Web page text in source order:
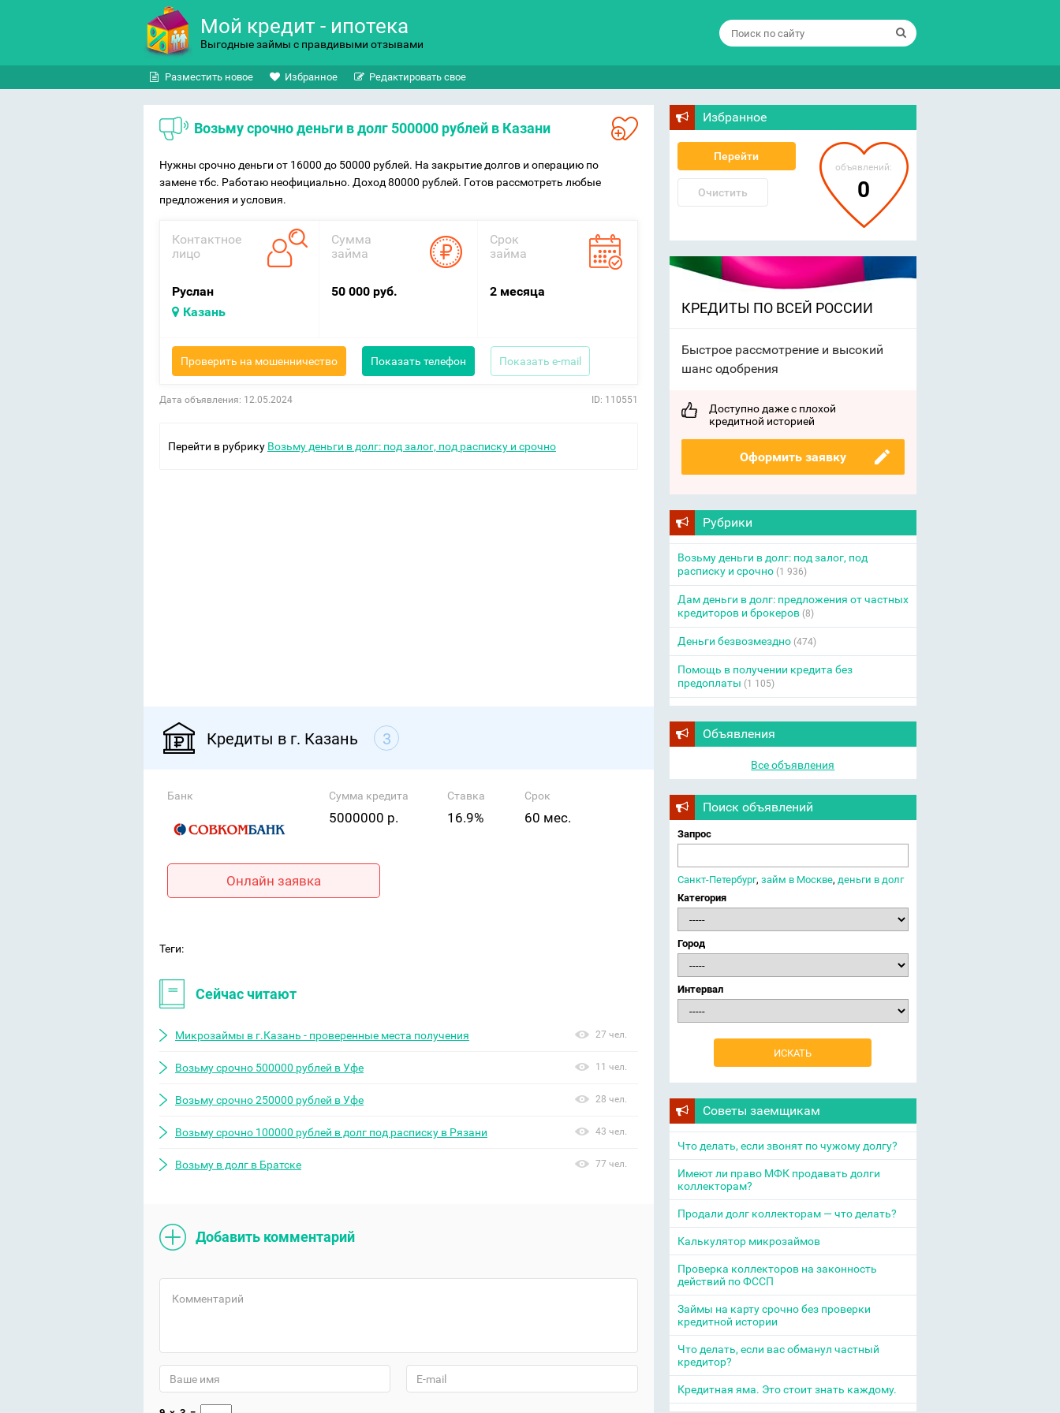
Мой кредит - ипотека
Выгодные займы с правдивыми отзывами
Разместить новое Избранное Редактировать свое
Возьму срочно деньги в долг 500000 рублей в Казани
Нужны срочно деньги от 16000 до 50000 рублей. На закрытие долгов и операцию по
замене тбс. Работаю неофициально. Доход 80000 рублей. Готов рассмотреть любые
предложения и условия.
Контактное
лицо
Руслан
Казань
Сумма
займа
50 000 руб.
Срок
займа
2 месяца
Проверить на мошенничество Показать телефон Показать e-mail
Дата объявления: 12.05.2024 ID: 110551
Перейти в рубрику Возьму деньги в долг: под залог, под расписку и срочно
Кредиты в г. Казань 3
Банк Сумма кредита
5000000 р.
Ставка
16.9%
Срок
60 мес.
Онлайн заявка
Теги:
Сейчас читают
Микрозаймы в г.Казань - проверенные места получения 27 чел.
Возьму срочно 500000 рублей в Уфе 11 чел.
Возьму срочно 250000 рублей в Уфе 28 чел.
Возьму срочно 100000 рублей в долг под расписку в Рязани 43 чел.
Возьму в долг в Братске 77 чел.
Добавить комментарий
Избранное
Перейти
Очистить
объявлений:
0
КРЕДИТЫ ПО ВСЕЙ РОССИИ
Быстрое рассмотрение и высокий
шанс одобрения
Доступно даже с плохой
кредитной историей
Оформить заявку
Рубрики
Возьму деньги в долг: под залог, под
расписку и срочно(1 936)
Дам деньги в долг: предложения от частных
кредиторов и брокеров(8)
Деньги безвозмездно(474)
Помощь в получении кредита без
предоплаты (1 105)
Объявления
Все объявления
Поиск объявлений
Запрос
Санкт-Петербург, займ в Москве, деньги в долг
Категория
Город
Интервал
Советы заемщикам
Что делать, если звонят по чужому долгу?
Имеют ли право МФК продавать долги
коллекторам?
Продали долг коллекторам — что делать?
Калькулятор микрозаймов
Проверка коллекторов на законность
действий по ФССП
Займы на карту срочно без проверки
кредитной истории
Что делать, если вас обманул частный
кредитор?
Кредитная яма. Это стоит знать каждому.